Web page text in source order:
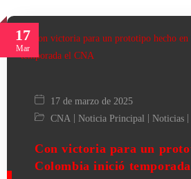
17
Mar
17 de marzo de 2025
CNA | Noticia Principal | Noticias |
Con victoria para un
Colombia inició